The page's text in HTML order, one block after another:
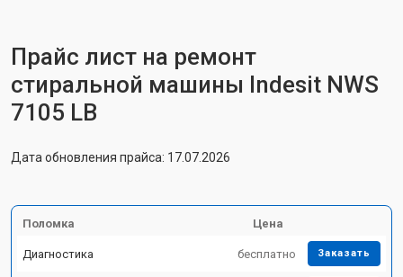
Прайс лист на ремонт
стиральной машины Indesit NWS
7105 LB
Дата обновления прайса: 17.07.2026
Поломка Цена
Диагностика бесплатно Заказать